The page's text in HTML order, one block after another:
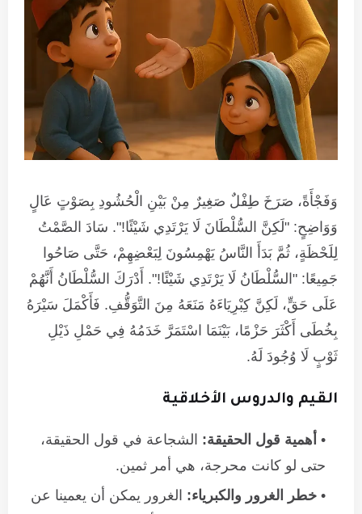
وَفَجْأَةً، صَرَخَ طِفْلٌ صَغِيرٌ مِنْ بَيْنِ الْحُشُودِ بِصَوْتٍ عَالٍ
وَوَاضِحٍ: "لَكِنَّ السُّلْطَانَ لَا يَرْتَدِي شَيْئًا!". سَادَ الصَّمْتُ
لِلَحْظَةٍ، ثُمَّ بَدَأَ النَّاسُ يَهْمِسُونَ لِبَعْضِهِمْ، حَتَّى صَاحُوا
جَمِيعًا: "السُّلْطَانُ لَا يَرْتَدِي شَيْئًا!". أَدْرَكَ السُّلْطَانُ أَنَّهُمْ
عَلَى حَقٍّ، لَكِنَّ كِبْرِيَاءَهُ مَنَعَهُ مِنَ التَّوَقُّفِ. فَأَكْمَلَ سَيْرَهُ
بِخُطَى أَكْثَرَ حَزْمًا، بَيْنَمَا اسْتَمَرَّ خَدَمُهُ فِي حَمْلِ ذَيْلِ
ثَوْبٍ لَا وُجُودَ لَهُ.
القيم والدروس الأخلاقية
أهمية قول الحقيقة: الشجاعة في قول الحقيقة،
حتى لو كانت محرجة، هي أمر ثمين.
خطر الغرور والكبرياء: الغرور يمكن أن يعمينا عن